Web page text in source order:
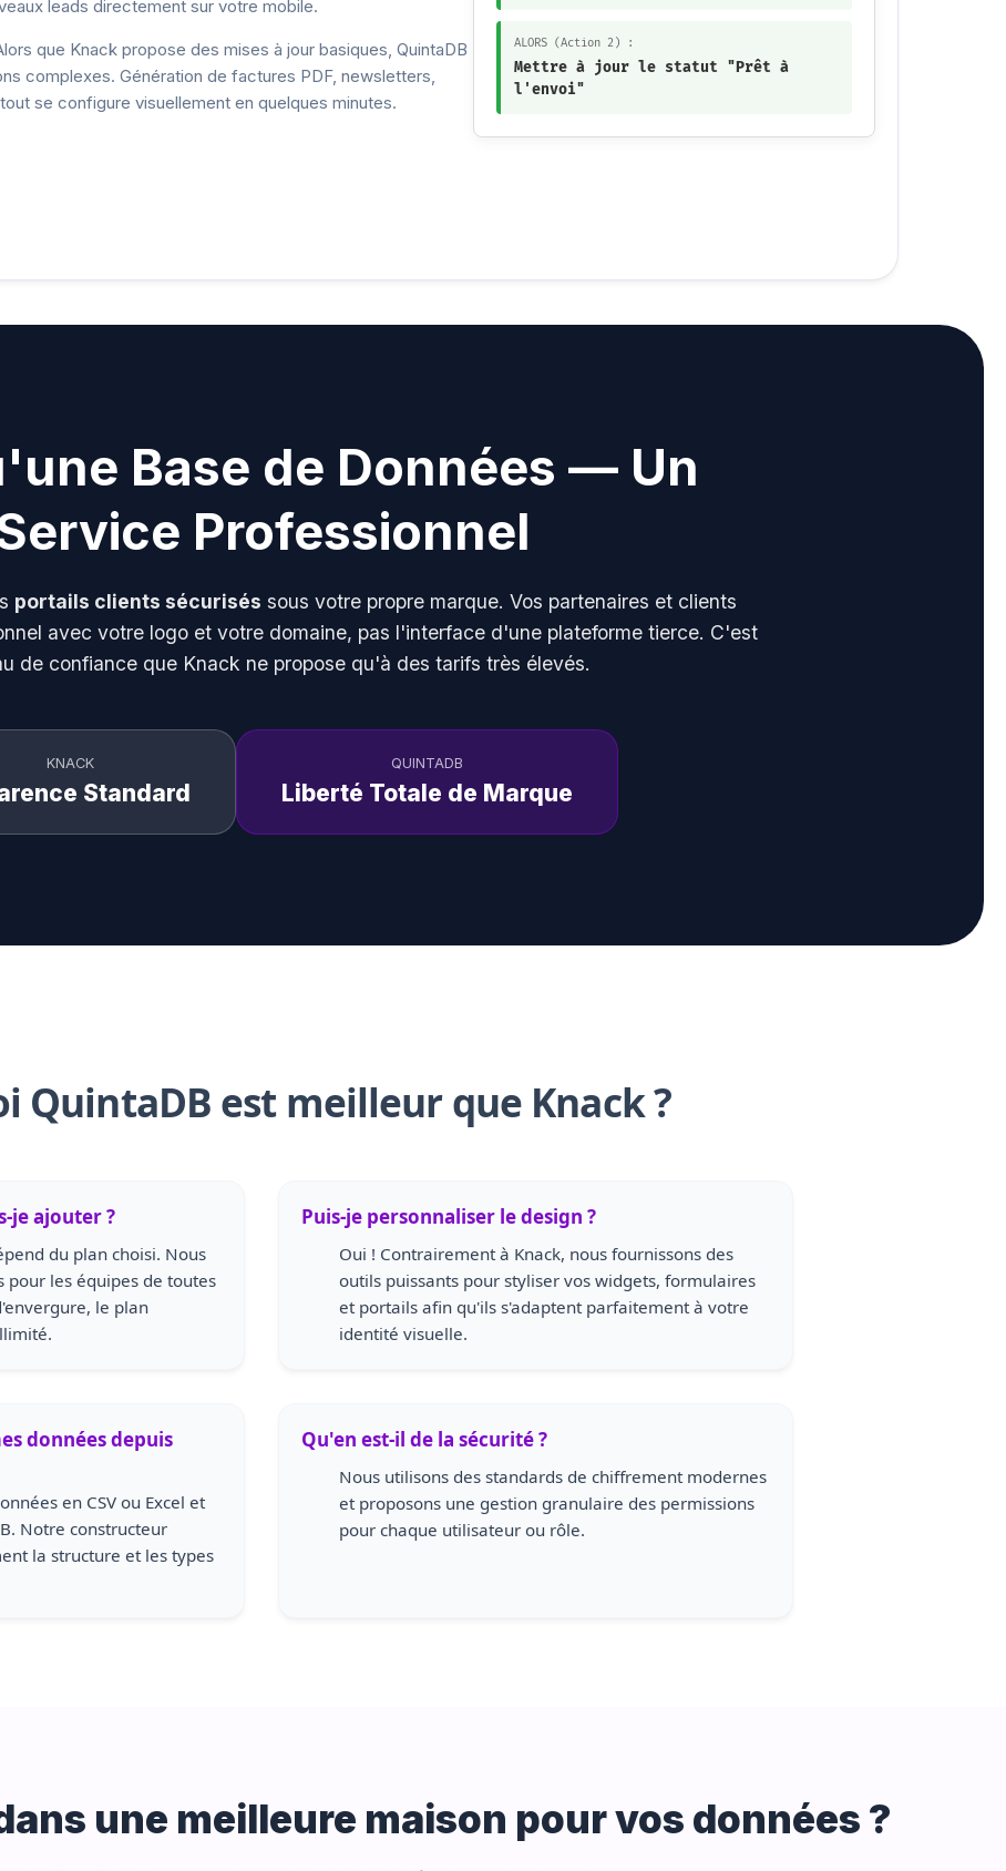
leads directement sur votre mobile.
que Knack propose des mises à jour basiques, QuintaDB
complexes. Génération de factures PDF, newsletters,
se configure visuellement en quelques minutes.
ALORS (Action 2) :
Mettre à jour le statut "Prêt à
l'envoi"
Base de Données — Un
Professionnel
portails clients sécurisés sous votre propre marque. Vos partenaires et clients
avec votre logo et votre domaine, pas l'interface d'une plateforme tierce. C'est
de confiance que Knack ne propose qu'à des tarifs très élevés.
KNACK
Standard
QUINTADB
Liberté Totale de Marque
QuintaDB est meilleur que Knack ?
je ajouter ?
du plan choisi. Nous
les équipes de toutes
le plan
Puis-je personnaliser le design ?
Oui ! Contrairement à Knack, nous fournissons des
outils puissants pour styliser vos widgets, formulaires
et portails afin qu'ils s'adaptent parfaitement à votre
identité visuelle.
données depuis
en CSV ou Excel et
Notre constructeur
la structure et les types
Qu'en est-il de la sécurité ?
Nous utilisons des standards de chiffrement modernes
et proposons une gestion granulaire des permissions
pour chaque utilisateur ou rôle.
une meilleure maison pour vos données ?